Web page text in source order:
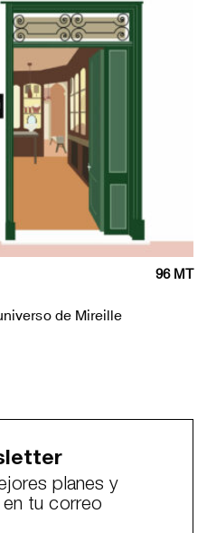
96 MT
de Mireille
planes y
tu correo